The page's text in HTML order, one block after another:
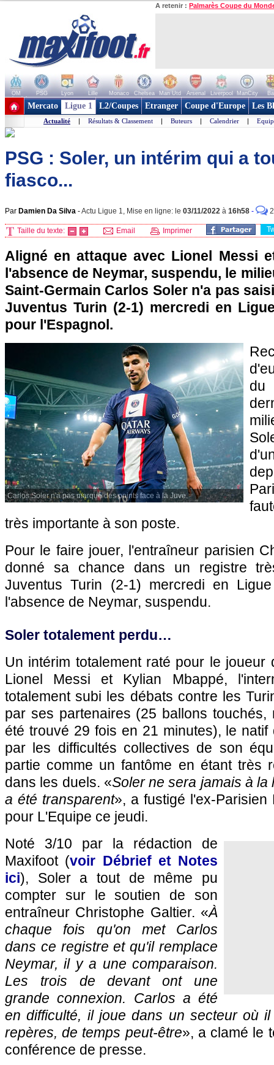
A retenir : Palmarès Coupe du
OM PSG Lyon Lille Monaco Chelsea Man Utd Arsenal Liverpool ManCity
+ de clubs
Mercato Ligue 1 L2/Coupes Etranger Coupe d'Europe Les
Actualité | Résultats & Classement | Buteurs | Calendrier |
PSG : Soler, un intérim qui a
fiasco...
Par Damien Da Silva -Actu Ligue 1, Mise en ligne: le 03/11/2022 à 16h58 -
Taille du texte: Email Imprimer
Aligné en attaque avec Lionel Messi
l'absence de Neymar, suspendu, le
Saint-Germain Carlos Soler n'a pas
Juventus Turin (2-1) mercredi en
pour l'Espagnol.
Carlos Soler n'a pas marqué des points face à la Juve.
du
très importante à son poste.
Pour le faire jouer, l'entraîneur parisien
donné sa chance dans un registre
Juventus Turin (2-1) mercredi en
l'absence de Neymar, suspendu.
Soler totalement perdu…
Un intérim totalement raté pour le joueur
Lionel Messi et Kylian Mbappé,
totalement subi les débats contre les
par ses partenaires (25 ballons touchés,
été trouvé 29 fois en 21 minutes), le natif
par les difficultés collectives de son
partie comme un fantôme en étant très
dans les duels. «Soler ne sera jamais à la
a été transparent», a fustigé l'ex-Parisien
pour L'Equipe ce jeudi.
Noté 3/10 par la rédaction de
Maxifoot (voir Débrief et Notes
ici), Soler a tout de même pu
compter sur le soutien de son
entraîneur Christophe Galtier. «À
chaque fois qu'on met Carlos
dans ce registre et qu'il remplace
Neymar, il y a une comparaison.
Les trois de devant ont une
grande connexion. Carlos a été
en difficulté, il joue dans un secteur où
repères, de temps peut-être», a clamé le
conférence de presse.